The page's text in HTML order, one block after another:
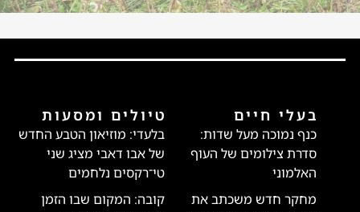
בעלי חיים
כנף נמוכה מעל שדות:
סדרת צילומים של העוף
האלמוני
מחקר חדש משכתב את
טיולים ומסעות
בלעדי: מוזיאון הטבע החדש
של אבו דאבי מציג שני
טי־רקסים נלחמים
קובה: המקום שבו הזמן